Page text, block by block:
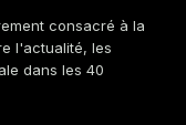
consacré à la
l'actualité, les
dans les 40